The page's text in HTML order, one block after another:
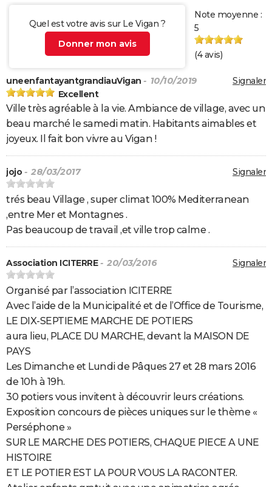
Quel est votre avis sur Le Vigan ?
Donner mon avis
Note moyenne :
5
(4avis)
Signaler
uneenfantayantgrandiauVigan - 10/10/2019
Excellent
Ville très agréable à la vie. Ambiance de village, avec un
beau marché le samedi matin. Habitants aimables et
joyeux. Il fait bon vivre au Vigan !
Signaler
jojo - 28/03/2017
trés beau Village , super climat 100% Mediterranean
,entre Mer et Montagnes .
Pas beaucoup de travail ,et ville trop calme .
Signaler
Association ICITERRE- 20/03/2016
Organisé par l’association ICITERRE
Avec l’aide de la Municipalité et de l’Office de Tourisme,
LE DIX-SEPTIEME MARCHE DE POTIERS
aura lieu, PLACE DU MARCHE, devant la MAISON DE
PAYS
Les Dimanche et Lundi de Pâques 27 et 28 mars 2016
de 10h à 19h.
30 potiers vous invitent à découvrir leurs créations.
Exposition concours de pièces uniques sur le thème «
Perséphone »
SUR LE MARCHE DES POTIERS, CHAQUE PIECE A UNE
HISTOIRE
ET LE POTIER EST LA POUR VOUS LA RACONTER.